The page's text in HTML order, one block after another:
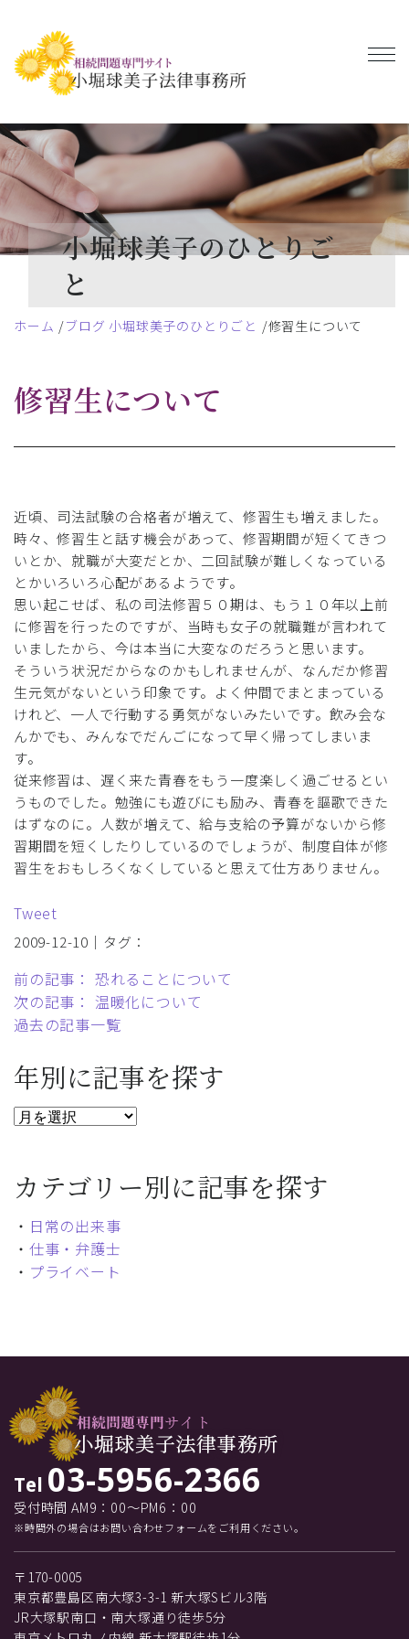
小堀球美子のひとりご
と
ホーム ブログ 小堀球美子のひとりごと 修習生について
修習生について
近頃、司法試験の合格者が増えて、修習生も増えました。
時々、修習生と話す機会があって、修習期間が短くてきつ
いとか、就職が大変だとか、二回試験が難しくなっている
とかいろいろ心配があるようです。
思い起こせば、私の司法修習５０期は、もう１０年以上前
に修習を行ったのですが、当時も女子の就職難が言われて
いましたから、今は本当に大変なのだろうと思います。
そういう状況だからなのかもしれませんが、なんだか修習
生元気がないという印象です。よく仲間でまとまっている
けれど、一人で行動する勇気がないみたいです。飲み会な
んかでも、みんなでだんごになって早く帰ってしまいま
す。
従来修習は、遅く来た青春をもう一度楽しく過ごせるとい
うものでした。勉強にも遊びにも励み、青春を謳歌できた
はずなのに。人数が増えて、給与支給の予算がないから修
習期間を短くしたりしているのでしょうが、制度自体が修
習生をおもしろくなくしていると思えて仕方ありません。
Tweet
2009-12-10｜タグ：
前の記事： 恐れることについて
次の記事： 温暖化について
過去の記事一覧
年別に記事を探す
カテゴリー別に記事を探す
・ 日常の出来事
・ 仕事・弁護士
・ プライベート
Tel 03-5956-2366
受付時間 AM9：00～PM6：00
※時間外の場合はお問い合わせフォームをご利用ください。
〒170-0005
東京都豊島区南大塚3-3-1 新大塚Sビル3階
JR大塚駅南口・南大塚通り徒歩5分